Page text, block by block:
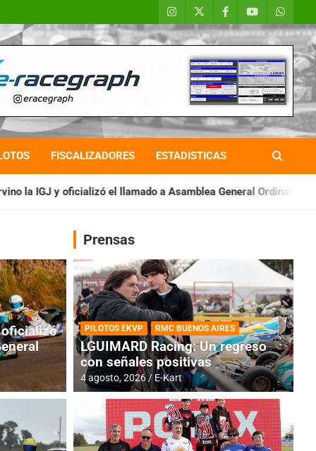
FISCALIZADORES ESTADISTICAS
llamado a Asamblea General Ordinaria IAME SERIES
RMC BUENOS AIRES
oficializó
Prensas
PILOTOS EKVP RMC BUENOS AIRES
LGUIMARD Racing: Un regreso
con señales positivas
4 agosto, 2026 E-Kart